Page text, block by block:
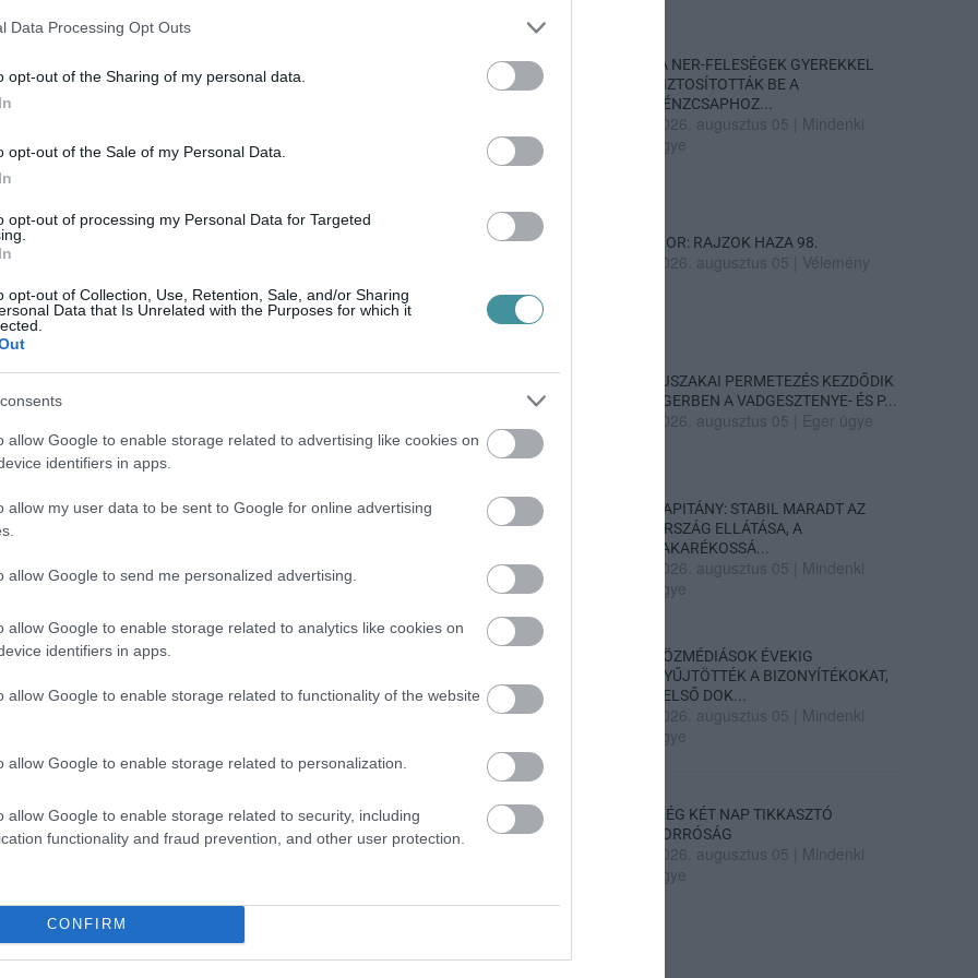
Data Processing Opt Outs
opt-out of the Sharing of my personal data.
opt-out of the Sale of my Personal Data.
opt-out of processing my Personal Data for Targeted
opt-out of Collection, Use, Retention, Sale, and/or Sharing
Data that Is Unrelated with the Purposes for which it
allow Google to enable storage related to advertising like cookies on
identifiers in apps.
allow my user data to be sent to Google for online advertising
allow Google to send me personalized advertising.
allow Google to enable storage related to analytics like cookies on
identifiers in apps.
allow Google to enable storage related to functionality of the website
allow Google to enable storage related to personalization.
allow Google to enable storage related to security, including
functionality and fraud prevention, and other user protection.
CONFIRM
gondolkodsz. Vajon melyik anyag felelne
kiemelten jól mutathatnak
hosszú távon megőrizhető az
kifinomultság megtestesítője, míg a
során is helytáll.
kell fordítani a konyhasziget
lakások esetében egy kompaktabb,
helyiségekben nagyobb, akár
és a mozgási szabadság
a sziget és a környező
funkcióira. A gránit munkalap nem csak
könnyen illeszthető. Sok ember már
meghatározza a konyha összképét és
és azoknak szólnak, akik inspirációt
mészkő és gránit burkolólapokat
kialakításában. Gondoltad volna, hogy
egy modern amerikai konyha
konyha dizájnja segítségével
termékekkel biztosan megtalálhatod
„A NER-FELESÉGEK GYEREKKEL
BIZTOSÍTOTTÁK BE A
PÉNZCSAPHOZ...
2026. augusztus 05
Mindenki
ügye
SIOR: RAJZOK HAZA 98.
2026. augusztus 05 Vélemény
ÉJSZAKAI PERMETEZÉS KEZDŐDIK
EGERBEN A VADGESZTENYE- ÉS P...
2026. augusztus 05 Eger ügye
KAPITÁNY: STABIL MARADT AZ
ORSZÁG ELLÁTÁSA, A
TAKARÉKOSSÁ...
2026. augusztus 05
Mindenki
ügye
KÖZMÉDIÁSOK ÉVEKIG
GYŰJTÖTTÉK A BIZONYÍTÉKOKAT,
BELSŐ DOK...
2026. augusztus 05
Mindenki
ügye
MÉG KÉT NAP TIKKASZTÓ
FORRÓSÁG
2026. augusztus 05
Mindenki
ügye